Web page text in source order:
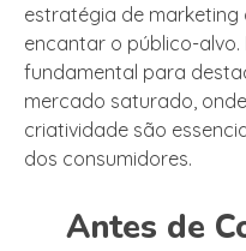
estratégia de marketing
encantar o público-
fundamental para
mercado saturado,
criatividade são
dos consumidores.
Antes de